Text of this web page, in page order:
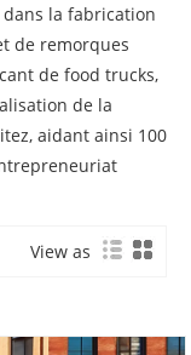
dans la fabrication
de remorques
de food trucks,
de la
aidant ainsi 100
View as